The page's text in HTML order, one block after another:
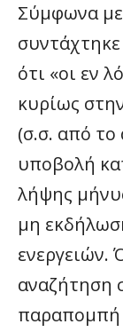
Σύμφωνα με
ότι «οι εν
κυρίως
(σ.σ. από
υποβολή
λήψης
μη
ενεργειών.
αναζήτηση
παραπομπή